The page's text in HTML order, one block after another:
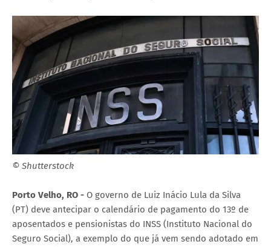
© Shutterstock
Porto Velho, RO - O governo de Luiz Inácio Lula da Silva
(PT) deve antecipar o calendário de pagamento do 13º de
aposentados e pensionistas do INSS (Instituto Nacional do
Seguro Social), a exemplo do que já vem sendo adotado em